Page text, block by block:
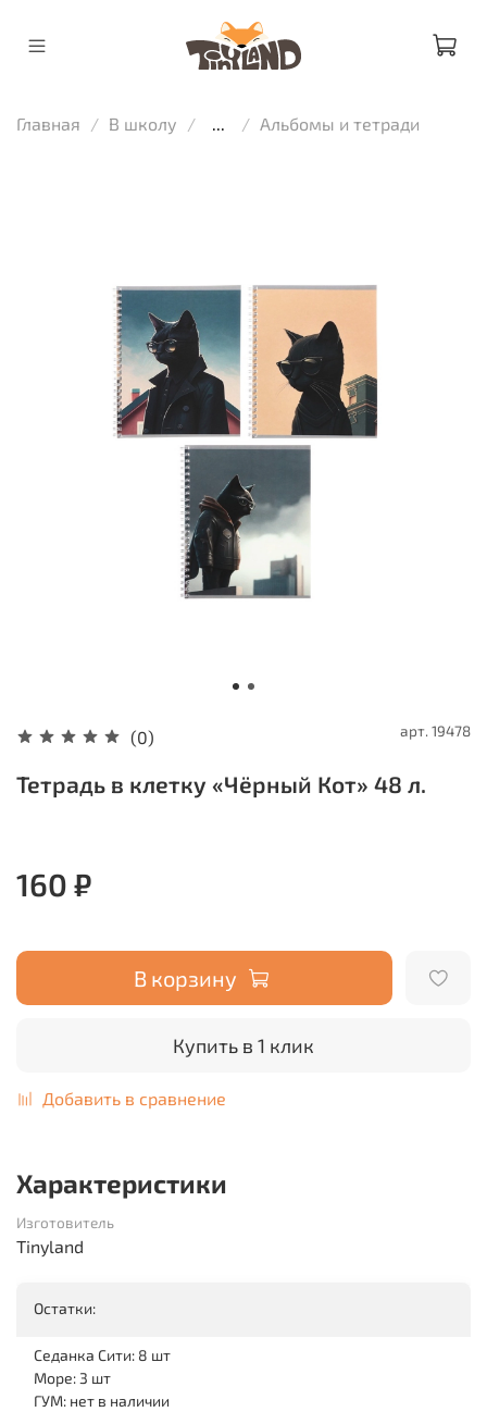
Главная В школу Альбомы и тетради
(0) арт. 19478
Тетрадь в клетку «Чёрный Кот» 48 л.
160 ₽
В корзину
Купить в 1 клик
Добавить в сравнение
Характеристики
Изготовитель
Tinyland
Остатки:
Седанка Сити: 8 шт
Море: 3 шт
ГУМ: нет в наличии